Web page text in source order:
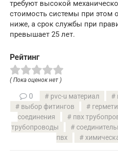
требуют высокой
стоимость системы при этом
ниже, а срок службы при
превышает 25 лет.
Рейтинг
( Пока оценок нет )
0 pvc-u материал
выбор фитингов
соединения
пвх
трубопроводы
пвх